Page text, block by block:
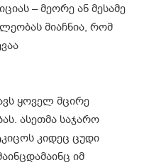
– მეორე ან მესამე
მიაჩნია, რომ
ყოველ მცირე
ასეთმა საჯარო
კიდეც ცუდი
იმ